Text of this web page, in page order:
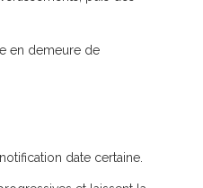
en demeure de
date certaine.